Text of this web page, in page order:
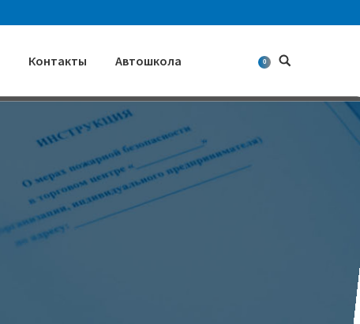
Контакты Автошкола 0 Поиск